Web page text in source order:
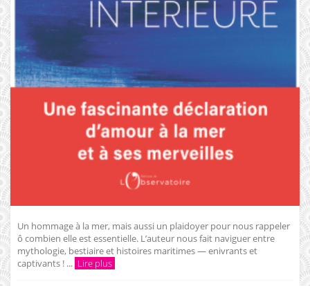
Un hommage à la mer, mais aussi un plaidoyer pour nous rappeler
ô combien elle est essentielle. L’auteur nous fait naviguer entre
mythologie, bestiaire et histoires maritimes — enivrants et
captivants ! ... Lire plus